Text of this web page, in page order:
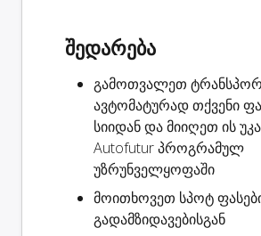
შედარება
გამოთვალეთ
ავტომატურად თქვენი
სიიდან და მიიღეთ ის
Autofutur პროგრამულ
უზრუნველყოფაში
მოითხოვეთ სპოტ
გადამზიდავებისგან